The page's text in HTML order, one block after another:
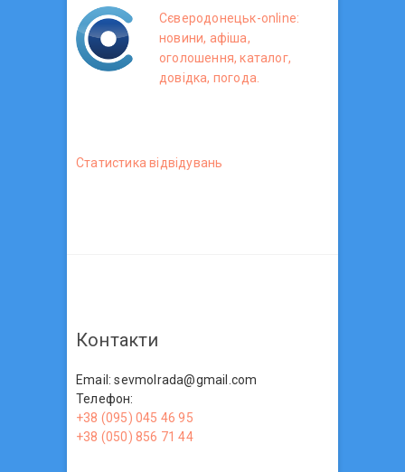
Сєверодонецьк-online:
новини, афіша,
оголошення, каталог,
довідка, погода.
Статистика вiдвiдувань
Контакти
Email: sevmolrada@gmail.com
Телефон:
+38 (095) 045 46 95
+38 (050) 856 71 44